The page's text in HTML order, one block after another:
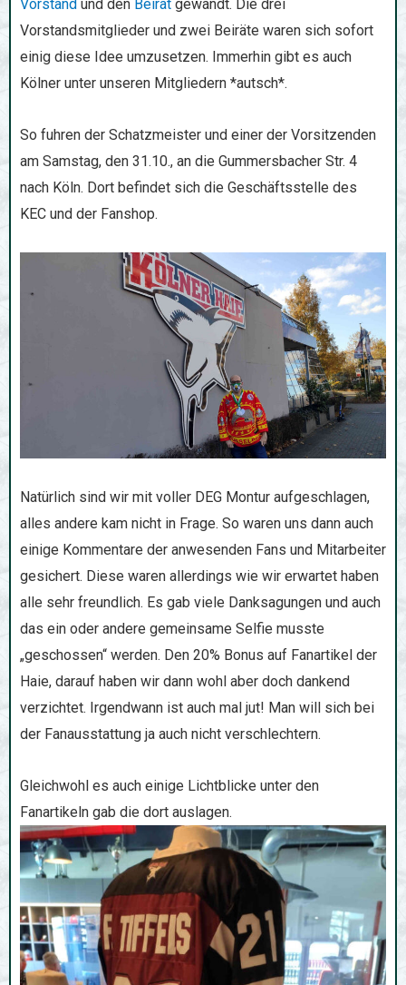
Vorstand und den Beirat gewandt. Die drei
Vorstandsmitglieder und zwei Beiräte waren sich sofort
einig diese Idee umzusetzen. Immerhin gibt es auch
Kölner unter unseren Mitgliedern *autsch*.
So fuhren der Schatzmeister und einer der Vorsitzenden
am Samstag, den 31.10., an die Gummersbacher Str. 4
nach Köln. Dort befindet sich die Geschäftsstelle des
KEC und der Fanshop.
Natürlich sind wir mit voller DEG Montur aufgeschlagen,
alles andere kam nicht in Frage. So waren uns dann auch
einige Kommentare der anwesenden Fans und Mitarbeiter
gesichert. Diese waren allerdings wie wir erwartet haben
alle sehr freundlich. Es gab viele Danksagungen und auch
das ein oder andere gemeinsame Selfie musste
„geschossen“ werden. Den 20% Bonus auf Fanartikel der
Haie, darauf haben wir dann wohl aber doch dankend
verzichtet. Irgendwann ist auch mal jut! Man will sich bei
der Fanausstattung ja auch nicht verschlechtern.
Gleichwohl es auch einige Lichtblicke unter den
Fanartikeln gab die dort auslagen.